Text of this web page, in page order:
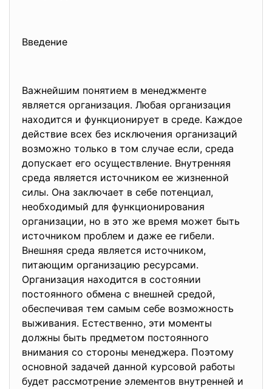
Введение
Важнейшим понятием в менеджменте
является организация. Любая организация
находится и функционирует в среде. Каждое
действие всех без исключения организаций
возможно только в том случае если, среда
допускает его осуществление. Внутренняя
среда является источником ее жизненной
силы. Она заключает в себе потенциал,
необходимый для функционирования
организации, но в это же время может быть
источником проблем и даже ее гибели.
Внешняя среда является источником,
питающим организацию ресурсами.
Организация находится в состоянии
постоянного обмена с внешней средой,
обеспечивая тем самым себе возможность
выживания. Естественно, эти моменты
должны быть предметом постоянного
внимания со стороны менеджера. Поэтому
основной задачей данной курсовой работы
будет рассмотрение элементов внутренней и